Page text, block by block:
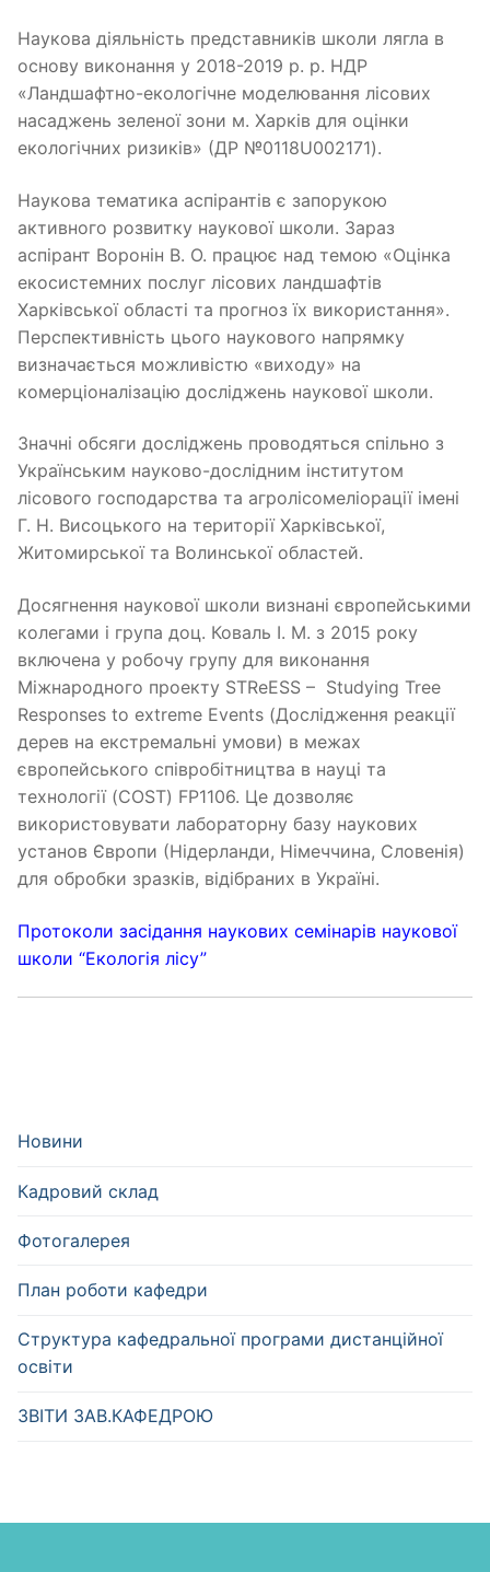
Наукова діяльність представників школи лягла в
основу виконання у 2018-2019 р. р. НДР
«Ландшафтно-екологічне моделювання лісових
насаджень зеленої зони м. Харків для оцінки
екологічних ризиків» (ДР №0118U002171).
Наукова тематика аспірантів є запорукою
активного розвитку наукової школи. Зараз
аспірант Воронін В. О. працює над темою «Оцінка
екосистемних послуг лісових ландшафтів
Харківської області та прогноз їх використання».
Перспективність цього наукового напрямку
визначається можливістю «виходу» на
комерціоналізацію досліджень наукової школи.
Значні обсяги досліджень проводяться спільно з
Українським науково-дослідним інститутом
лісового господарства та агролісомеліорації імені
Г. Н. Висоцького на території Харківської,
Житомирської та Волинської областей.
Досягнення наукової школи визнані європейськими
колегами і група доц. Коваль І. М. з 2015 року
включена у робочу групу для виконання
Міжнародного проекту STReESS – Studying Tree
Responses to extreme Events (Дослідження реакції
дерев на екстремальні умови) в межах
європейського співробітництва в науці та
технології (COST) FP1106. Це дозволяє
використовувати лабораторну базу наукових
установ Європи (Нідерланди, Німеччина, Словенія)
для обробки зразків, відібраних в Україні.
Протоколи засідання наукових семінарів наукової
школи “Екологія лісу”
Новини
Кадровий склад
Фотогалерея
План роботи кафедри
Структура кафедральної програми дистанційної
освіти
ЗВІТИ ЗАВ.КАФЕДРОЮ